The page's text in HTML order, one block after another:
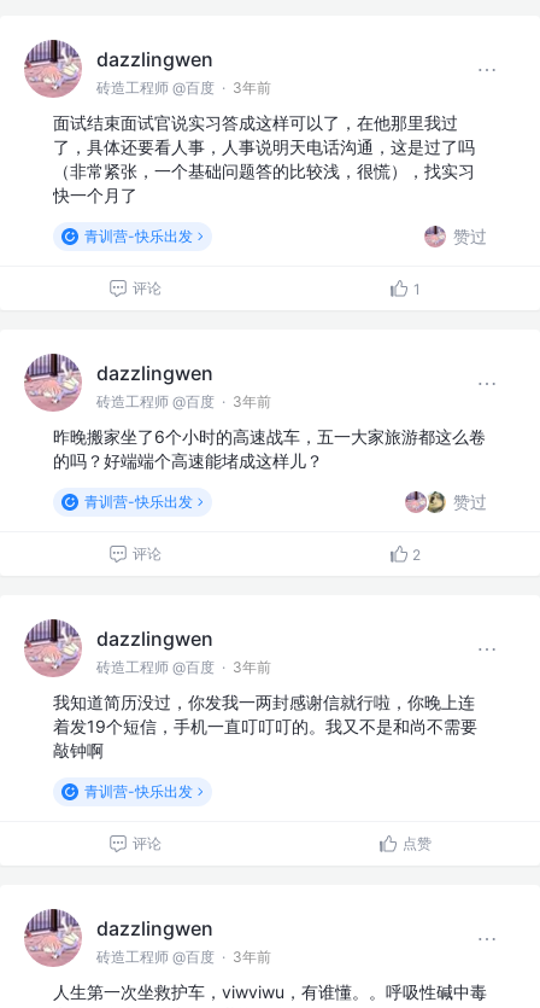
dazzlingwen
砖造工程师 @百度 · 3年前
面试结束面试官说实习答成这样可以了，在他那里我过
了，具体还要看人事，人事说明天电话沟通，这是过了吗
（非常紧张，一个基础问题答的比较浅，很慌），找实习
快一个月了
青训营-快乐出发 赞过
评论 1
dazzlingwen
砖造工程师 @百度 · 3年前
昨晚搬家坐了6个小时的高速战车，五一大家旅游都这么卷
的吗？好端端个高速能堵成这样儿？
青训营-快乐出发 赞过
评论 2
dazzlingwen
砖造工程师 @百度 · 3年前
我知道简历没过，你发我一两封感谢信就行啦，你晚上连
着发19个短信，手机一直叮叮叮的。我又不是和尚不需要
敲钟啊
青训营-快乐出发
评论 点赞
dazzlingwen
砖造工程师 @百度 · 3年前
人生第一次坐救护车，viwviwu，有谁懂。。呼吸性碱中毒